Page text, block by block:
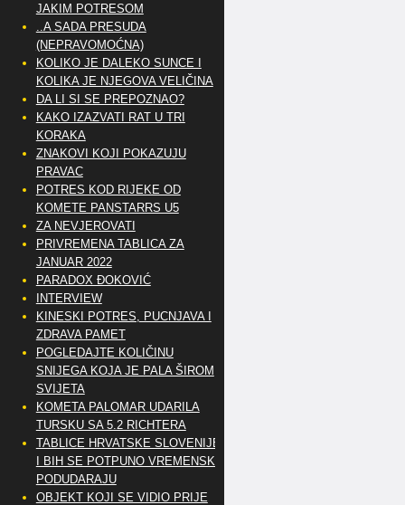
JAKIM POTRESOM
..A SADA PRESUDA
(NEPRAVOMOĆNA)
KOLIKO JE DALEKO SUNCE I
KOLIKA JE NJEGOVA VELIČINA
DA LI SI SE PREPOZNAO?
KAKO IZAZVATI RAT U TRI
KORAKA
ZNAKOVI KOJI POKAZUJU
PRAVAC
POTRES KOD RIJEKE OD
KOMETE PANSTARRS U5
ZA NEVJEROVATI
PRIVREMENA TABLICA ZA
JANUAR 2022
PARADOX ĐOKOVIĆ
INTERVIEW
KINESKI POTRES, PUCNJAVA I
ZDRAVA PAMET
POGLEDAJTE KOLIČINU
SNIJEGA KOJA JE PALA ŠIROM
SVIJETA
KOMETA PALOMAR UDARILA
TURSKU SA 5.2 RICHTERA
TABLICE HRVATSKE SLOVENIJE
I BIH SE POTPUNO VREMENSKI
PODUDARAJU
OBJEKT KOJI SE VIDIO PRIJE